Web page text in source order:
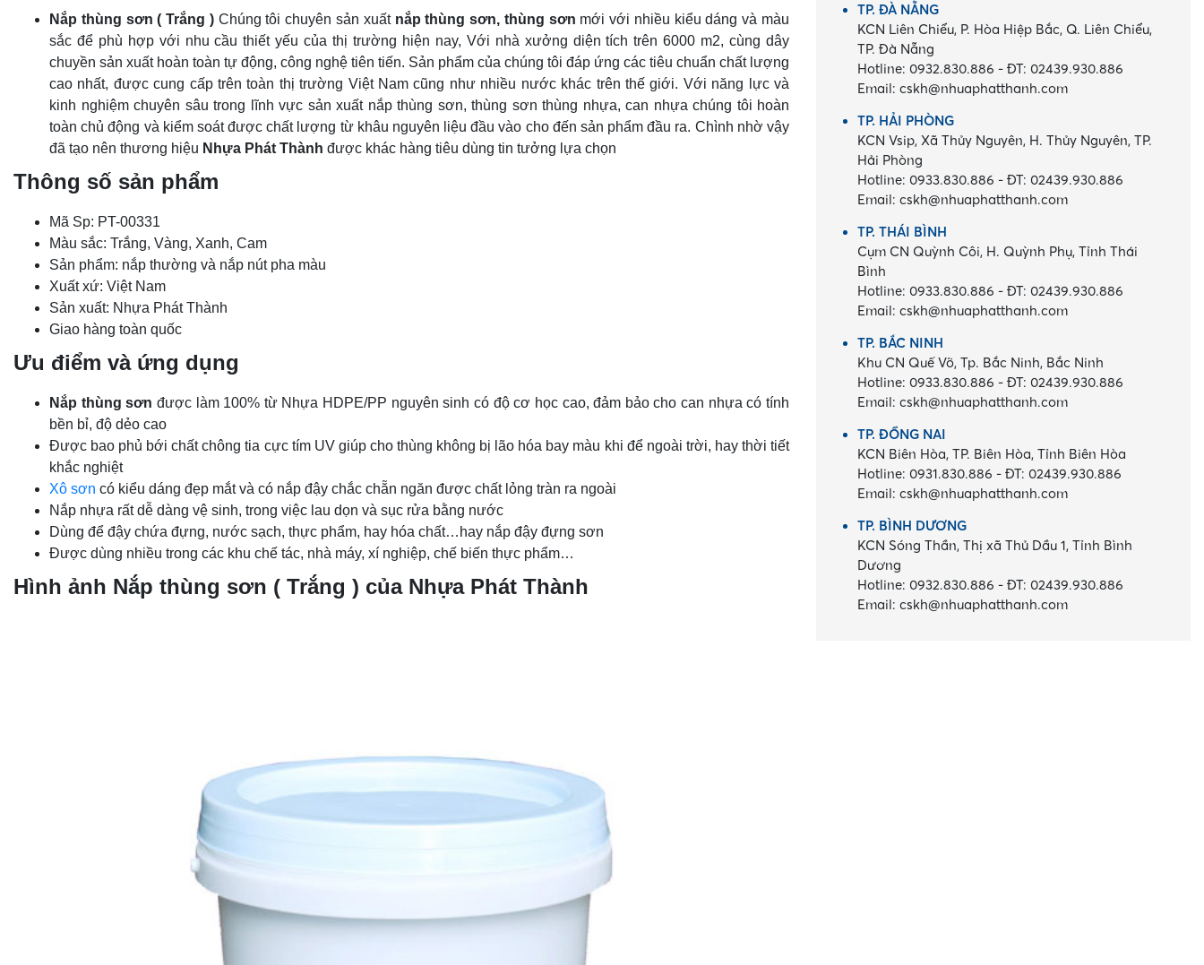
Nắp thùng sơn ( Trắng )Chúng tôi chuyên sản xuất nắp thùng sơn, thùng sơn mới với nhiều kiểu dáng và màu
sắc để phù hợp với nhu cầu thiết yếu của thị trường hiện nay, Với nhà xưởng diện tích trên 6000 m2, cùng dây
chuyền sản xuất hoàn toàn tự động, công nghệ tiên tiến. Sản phẩm của chúng tôi đáp ứng các tiêu chuẩn chất lượng
cao nhất, được cung cấp trên toàn thị trường Việt Nam cũng như nhiều nước khác trên thế giới. Với năng lực và
kinh nghiệm chuyên sâu trong lĩnh vực sản xuất nắp thùng sơn, thùng sơn thùng nhựa, can nhựa chúng tôi hoàn
toàn chủ động và kiểm soát được chất lượng từ khâu nguyên liệu đầu vào cho đến sản phẩm đầu ra. Chình nhờ vậy
đã tạo nên thương hiệu Nhựa Phát Thành được khác hàng tiêu dùng tin tưởng lựa chọn
Thông số sản phẩm
Mã Sp: PT-00331
Màu sắc: Trắng, Vàng, Xanh, Cam
Sản phẩm: nắp thường và nắp nút pha màu
Xuất xứ: Việt Nam
Sản xuất: Nhựa Phát Thành
Giao hàng toàn quốc
Ưu điểm và ứng dụng
Nắp thùng sơn được làm 100% từ Nhựa HDPE/PP nguyên sinh có độ cơ học cao, đảm bảo cho can nhựa có tính
bền bỉ, độ dẻo cao
Được bao phủ bới chất chông tia cực tím UV giúp cho thùng không bị lão hóa bay màu khi để ngoài trời, hay thời tiết
khắc nghiệt
Xô sơn có kiểu dáng đẹp mắt và có nắp đậy chắc chẵn ngăn được chất lỏng tràn ra ngoài
Nắp nhựa rất dễ dàng vệ sinh, trong việc lau dọn và sục rửa bằng nước
Dùng để đậy chứa đựng, nước sạch, thực phẩm, hay hóa chất…hay nắp đậy đựng sơn
Được dùng nhiều trong các khu chế tác, nhà máy, xí nghiệp, chế biến thực phẩm…
Hình ảnh Nắp thùng sơn ( Trắng ) của Nhựa Phát Thành
TP. ĐÀ NẴNG
KCN Liên Chiểu, P. Hòa Hiệp Bắc, Q. Liên Chiểu,
TP. Đà Nẵng
Hotline: 0932.830.886 -ĐT: 02439.930.886
Email:cskh@nhuaphatthanh.com
TP. HẢI PHÒNG
KCN Vsip, Xã Thủy Nguyên, H. Thủy Nguyên, TP.
Hải Phòng
Hotline: 0933.830.886 -ĐT: 02439.930.886
Email:cskh@nhuaphatthanh.com
TP. THÁI BÌNH
Cụm CN Quỳnh Côi, H. Quỳnh Phụ, Tỉnh Thái
Bình
Hotline: 0933.830.886 -ĐT: 02439.930.886
Email:cskh@nhuaphatthanh.com
TP. BẮC NINH
Khu CN Quế Võ, Tp. Bắc Ninh, Bắc Ninh
Hotline: 0933.830.886 -ĐT: 02439.930.886
Email:cskh@nhuaphatthanh.com
TP. ĐỒNG NAI
KCN Biên Hòa, TP. Biên Hòa, Tỉnh Biên Hòa
Hotline: 0931.830.886 -ĐT: 02439.930.886
Email:cskh@nhuaphatthanh.com
TP. BÌNH DƯƠNG
KCN Sóng Thần, Thị xã Thủ Dầu 1, Tỉnh Bình
Dương
Hotline: 0932.830.886 -ĐT: 02439.930.886
Email:cskh@nhuaphatthanh.com